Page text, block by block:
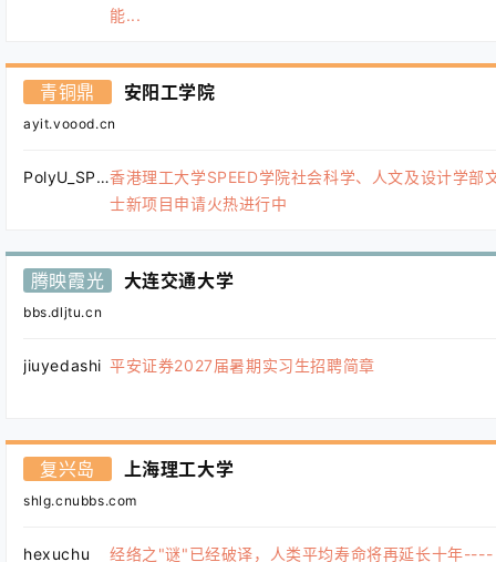
能...
青铜鼎 安阳工学院
ayit.voood.cn
PolyU_SPEED香港理工大学SPEED学院社会科学、人文及设计学部
士新项目申请火热进行中
腾映霞光 大连交通大学
bbs.dljtu.cn
jiuyedashi 平安证券2027届暑期实习生招聘简章
复兴岛 上海理工大学
shlg.cnubbs.com
hexuchu
经络之"谜"已经破译，人类平均寿命将再延长十年